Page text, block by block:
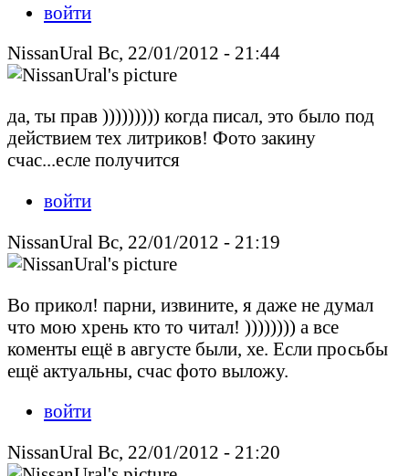
войти
NissanUral Вс, 22/01/2012 - 21:44
да, ты прав ))))))))) когда писал, это было под
действием тех литриков! Фото закину
счас...есле получится
войти
NissanUral Вс, 22/01/2012 - 21:19
Во прикол! парни, извините, я даже не думал
что мою хрень кто то читал! )))))))) а все
коменты ещё в августе были, хе. Если просьбы
ещё актуальны, счас фото выложу.
войти
NissanUral Вс, 22/01/2012 - 21:20